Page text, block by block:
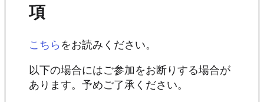
項
こちら をお読みください。
以下の場合にはご参加をお断りする場合が
あります。予めご了承ください。